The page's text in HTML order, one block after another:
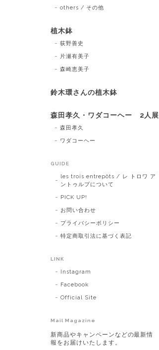
others / その他
植木鉢
荻野善史
片瀬有美子
森崎恵美子
鈴木環さんの植木鉢
森田孝久・ワダコーヘー 2人展
森田孝久
ワダコーヘー
GUIDE
les trois entrepôts / レ トロワ ア
ントゥルプについて
PICK UP!
お問い合わせ
プライバシーポリシー
特定商取引法に基づく表記
LINK
Instagram
Facebook
Official Site
Mail Magazine
新商品やキャンペーンなどの最新情
報をお届けいたします。